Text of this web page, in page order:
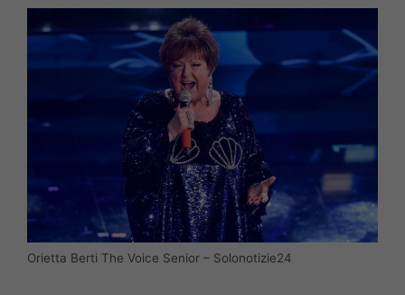
Orietta Berti The Voice Senior – Solonotizie24